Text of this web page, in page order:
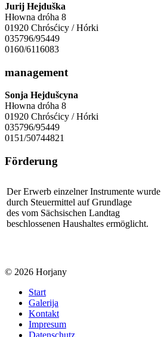
Jurij Hejduška
Hłowna dróha 8
01920 Chrósćicy / Hórki
035796/95449
0160/6116083
management
Sonja Hejdušcyna
Hłowna dróha 8
01920 Chrósćicy / Hórki
035796/95449
0151/50744821
Förderung
Der Erwerb einzelner Instrumente wurde
durch Steuermittel auf Grundlage
des vom Sächsischen Landtag
beschlossenen Haushaltes ermöglicht.
© 2026 Horjany
Start
Galerija
Kontakt
Impresum
Datenschutz